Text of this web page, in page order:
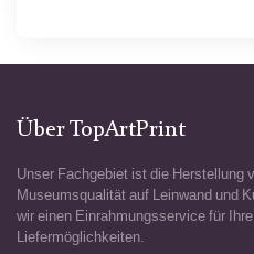
Über TopArtPrint
Unser Fachgebiet ist die Herstellung
Museumsqualität auf Leinwand und
wir einen Einrahmungsservice für
Liefermöglichkeiten.